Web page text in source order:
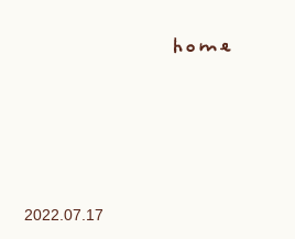
2022.07.17